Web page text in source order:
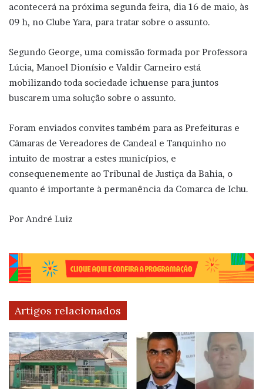
acontecerá na próxima segunda feira, dia 16 de maio, às
09 h, no Clube Yara, para tratar sobre o assunto.
Segundo George, uma comissão formada por Professora
Lúcia, Manoel Dionísio e Valdir Carneiro está
mobilizando toda sociedade ichuense para juntos
buscarem uma solução sobre o assunto.
Foram enviados convites também para as Prefeituras e
Câmaras de Vereadores de Candeal e Tanquinho no
intuito de mostrar a estes municípios, e
consequenemente ao Tribunal de Justiça da Bahia, o
quanto é importante à permanência da Comarca de Ichu.
Por André Luiz
Artigos relacionados